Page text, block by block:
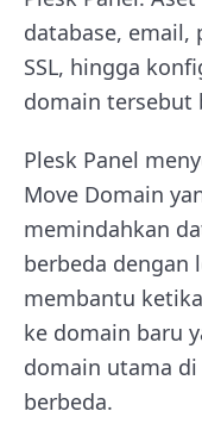
database, email,
SSL, hingga
domain tersebut
Plesk Panel
Move Domain
memindahkan
berbeda dengan
membantu
ke domain baru
domain utama
berbeda.